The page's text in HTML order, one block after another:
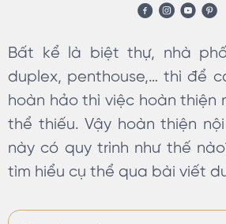
Bất kể là biệt thự, nhà
duplex, penthouse,… thì để
hoàn hảo thì việc hoàn thiện
thể thiếu. Vậy hoàn thiện
này có quy trình như thế
tìm hiểu cụ thể qua bài viết